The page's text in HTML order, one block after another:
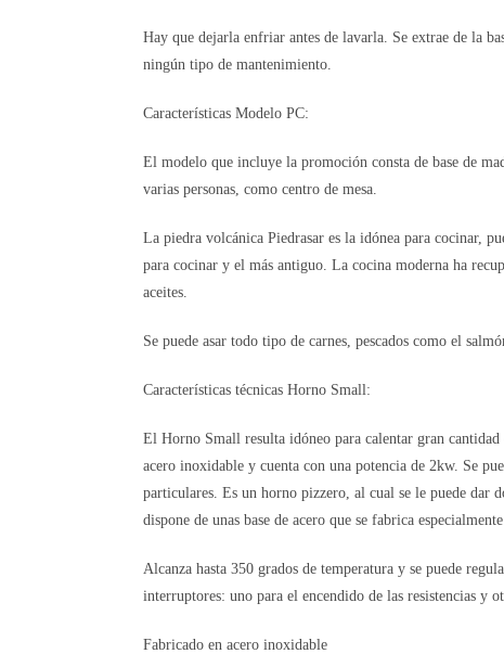
Hay que dejarla enfriar antes de lavarla. Se extrae de la
ningún tipo de mantenimiento.
Características Modelo PC:
El modelo que incluye la promoción consta de base de
varias personas, como centro de mesa.
La piedra volcánica Piedrasar es la idónea para cocinar,
para cocinar y el más antiguo. La cocina moderna ha
aceites.
Se puede asar todo tipo de carnes, pescados como el
Características técnicas Horno Small:
El Horno Small resulta idóneo para calentar gran
acero inoxidable y cuenta con una potencia de 2kw. Se
particulares. Es un horno pizzero, al cual se le puede dar
dispone de unas base de acero que se fabrica
Alcanza hasta 350 grados de temperatura y se puede
interruptores: uno para el encendido de las resistencias y
Fabricado en acero inoxidable